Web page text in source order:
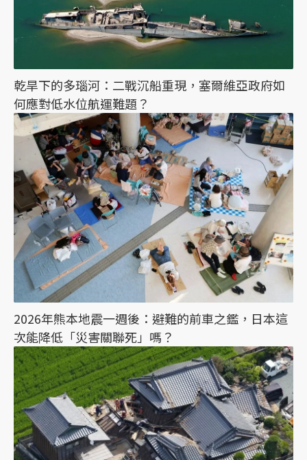
乾旱下的多瑙河：二戰沉船重現，塞爾維亞政府如
何應對低水位航運難題？
2026年熊本地震一週後：避難的前車之鑑，日本這
次能降低「災害關聯死」嗎？